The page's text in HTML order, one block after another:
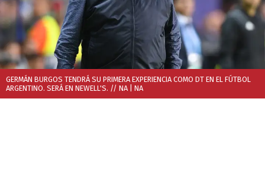
GERMÁN BURGOS TENDRÁ SU PRIMERA EXPERIENCIA COMO DT EN EL FÚTBOL
ARGENTINO. SERÁ EN NEWELL'S. // NA | NA